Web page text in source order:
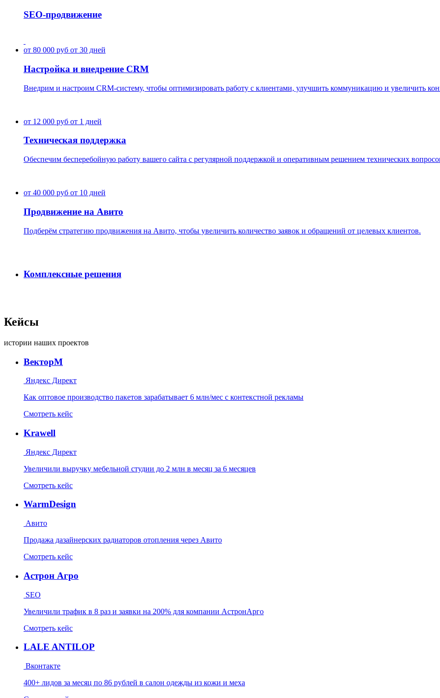
SEO-продвижение
от 80 000 руб от 30 дней
Настройка и внедрение CRM
Внедрим и настроим CRM-систему, чтобы оптимизировать работу с клиентами, улучшить коммуникацию и увеличить
от 12 000 руб от 1 дней
Техническая поддержка
Обеспечим бесперебойную работу вашего сайта с регулярной поддержкой и оперативным решением технических
от 40 000 руб от 10 дней
Продвижение на Авито
Подберём стратегию продвижения на Авито, чтобы увеличить количество заявок и обращений от целевых клиентов.
Комплексные решения
Кейсы
истории наших проектов
ВекторМ
Яндекс Директ
Как оптовое производство пакетов зарабатывает 6 млн/мес с контекстной рекламы
Смотреть кейс
Krawell
Яндекс Директ
Увеличили выручку мебельной студии до 2 млн в месяц за 6 месяцев
Смотреть кейс
WarmDesign
Авито
Продажа дазайнерских радиаторов отопления через Авито
Смотреть кейс
Астрон Агро
SEO
Увеличили трафик в 8 раз и заявки на 200% для компании АстронАрго
Смотреть кейс
LALE ANTILOP
Вконтакте
400+ лидов за месяц по 86 рублей в салон одежды из кожи и меха